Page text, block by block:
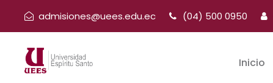
admisiones@uees.edu.ec (04) 500 0950
Inicio